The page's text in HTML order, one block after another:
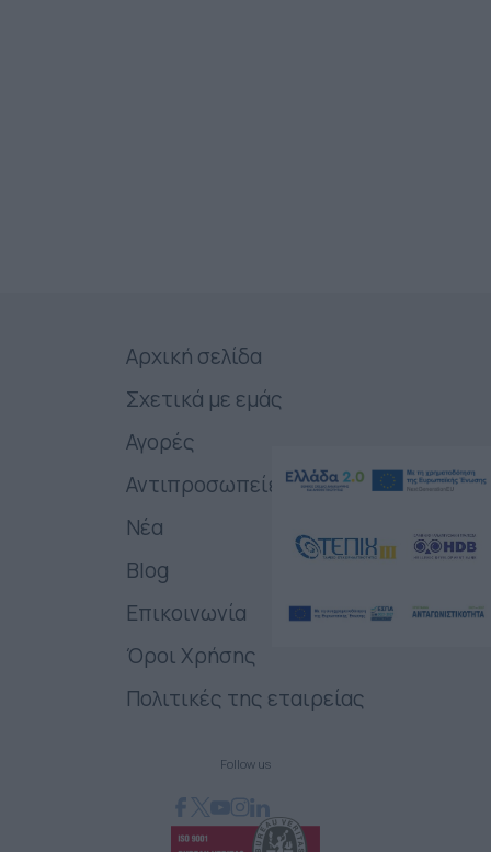
Αρχική σελίδα
Σχετικά με εμάς
Αγορές
Αντιπροσωπείες
Νέα
Blog
Επικοινωνία
Όροι Χρήσης
Πολιτικές της εταιρείας
Follow us